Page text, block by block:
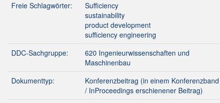
Freie Schlagwörter:
Sufficiency
sustainability
product development
sufficiency engineering
DDC-Sachgruppe:
620 Ingenieurwissenschaften und
Maschinenbau
Dokumenttyp:
Konferenzbeitrag (in einem Konferenzband
/ InProceedings erschienener Beitrag)